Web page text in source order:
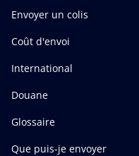
Envoyer un colis
Coût d'envoi
International
Douane
Glossaire
Que puis-je envoyer